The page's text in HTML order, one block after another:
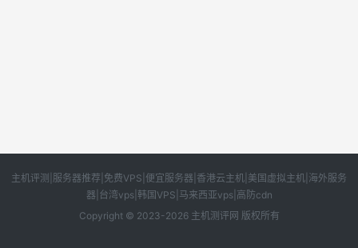
主机评测|服务器推荐|免费VPS|便宜服务器|香港云主机|美国虚拟主机|海外服务
器|台湾vps|韩国VPS|马来西亚vps|高防cdn
Copyright © 2023-2026 主机测评网 版权所有